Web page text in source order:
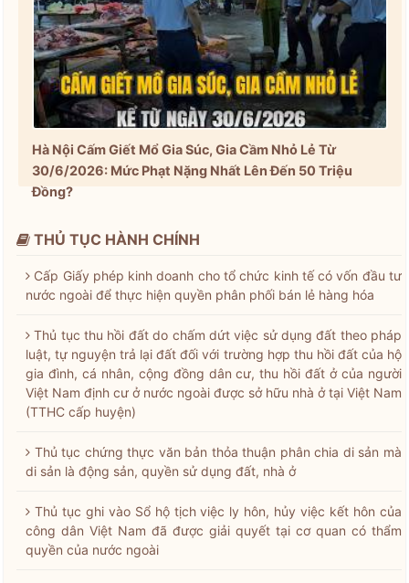
Hà Nội Cấm Giết Mổ Gia Súc, Gia Cầm Nhỏ Lẻ Từ
30/6/2026: Mức Phạt Nặng Nhất Lên Đến 50 Triệu
Đồng?
THỦ TỤC HÀNH CHÍNH
Cấp Giấy phép kinh doanh cho tổ chức kinh tế có vốn đầu tư
nước ngoài để thực hiện quyền phân phối bán lẻ hàng hóa
Thủ tục thu hồi đất do chấm dứt việc sử dụng đất theo pháp
luật, tự nguyện trả lại đất đối với trường hợp thu hồi đất của hộ
gia đình, cá nhân, cộng đồng dân cư, thu hồi đất ở của người
Việt Nam định cư ở nước ngoài được sở hữu nhà ở tại Việt Nam
(TTHC cấp huyện)
Thủ tục chứng thực văn bản thỏa thuận phân chia di sản mà
di sản là động sản, quyền sử dụng đất, nhà ở
Thủ tục ghi vào Sổ hộ tịch việc ly hôn, hủy việc kết hôn của
công dân Việt Nam đã được giải quyết tại cơ quan có thẩm
quyền của nước ngoài